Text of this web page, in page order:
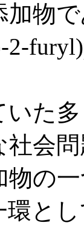
加物
いた
社会
物の
と